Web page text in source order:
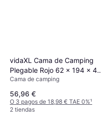
vidaXL Cama de Camping
Plegable Rojo 62 x 194 x 42
cm
Cama de camping
56,96 €
O 3 pagos de 18,98 € TAE 0%¹
2 tiendas